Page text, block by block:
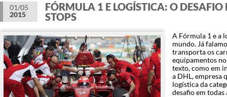
01/05
2015
FÓRMULA 1 E LOGÍSTICA: O DESAFIO
STOPS
A Fórmula 1 e a
mundo. Já
transporta os
equipamentos
texto, como em
a DHL, empresa
logística da
desafio em